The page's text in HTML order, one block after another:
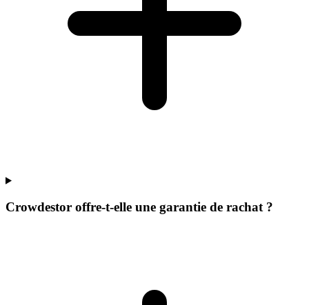
Crowdestor offre-t-elle une garantie de rachat ?